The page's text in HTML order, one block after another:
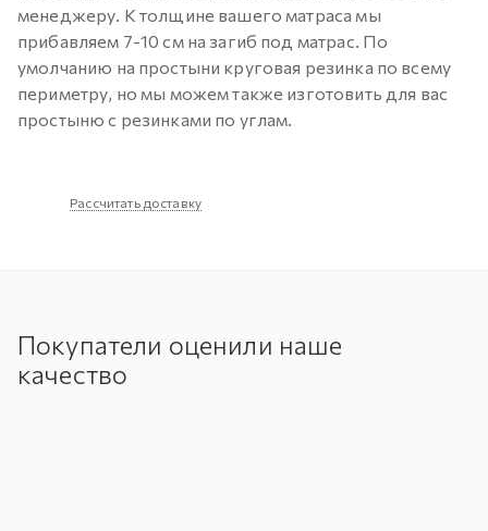
менеджеру. К толщине вашего матраса мы
прибавляем 7-10 см на загиб под матрас. По
умолчанию на простыни круговая резинка по всему
периметру, но мы можем также изготовить для вас
простыню с резинками по углам.
Рассчитать доставку
Покупатели оценили наше
качество